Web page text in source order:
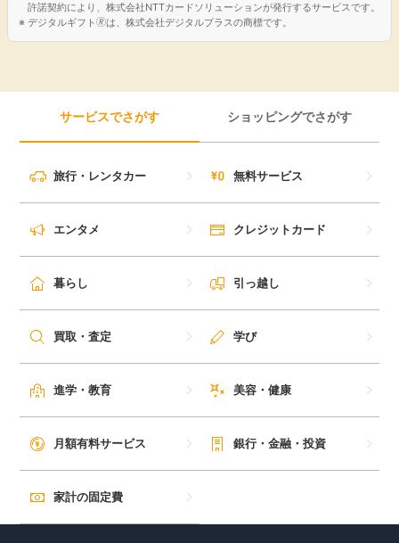
許諾契約により、株式会社NTTカードソリューションが発行するサービスです。
デジタルギフト🄬は、株式会社デジタルプラスの商標です。
サービスでさがす ショッピングでさがす
旅行・レンタカー 無料サービス
エンタメ クレジットカード
暮らし 引っ越し
買取・査定 学び
進学・教育 美容・健康
月額有料サービス 銀行・金融・投資
家計の固定費